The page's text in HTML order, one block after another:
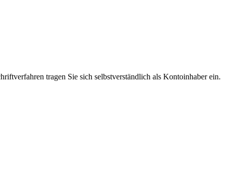
tragen Sie sich selbstverständlich als Kontoinhaber ein.